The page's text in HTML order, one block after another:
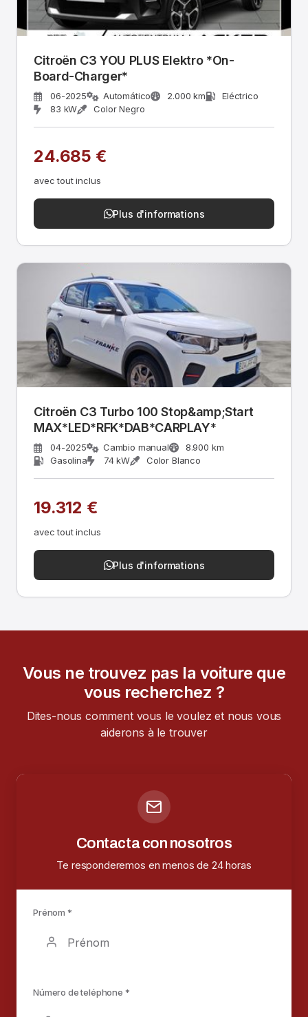
Citroën C3 YOU PLUS Elektro *On-
Board-Charger*
06-2025 Automático 2.000 km
Eléctrico
83 kW
Color Negro
24.685 €
avec tout inclus
Plus d'informations
Citroën C3 Turbo 100 Stop&amp;Start
MAX*LED*RFK*DAB*CARPLAY*
04-2025 Cambio manual
8.900 km
Gasolina
74 kW Color Blanco
19.312 €
avec tout inclus
Plus d'informations
Vous ne trouvez pas la voiture que
vous recherchez ?
Dites-nous comment vous le voulez et nous vous
aiderons à le trouver
Contacta con nosotros
Te responderemos en menos de 24 horas
Prénom *
Número de teléphone *